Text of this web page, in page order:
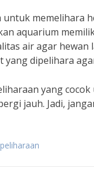
memelihara
aquarium
air agar
yang dipelihara
yang
jauh. Jadi,